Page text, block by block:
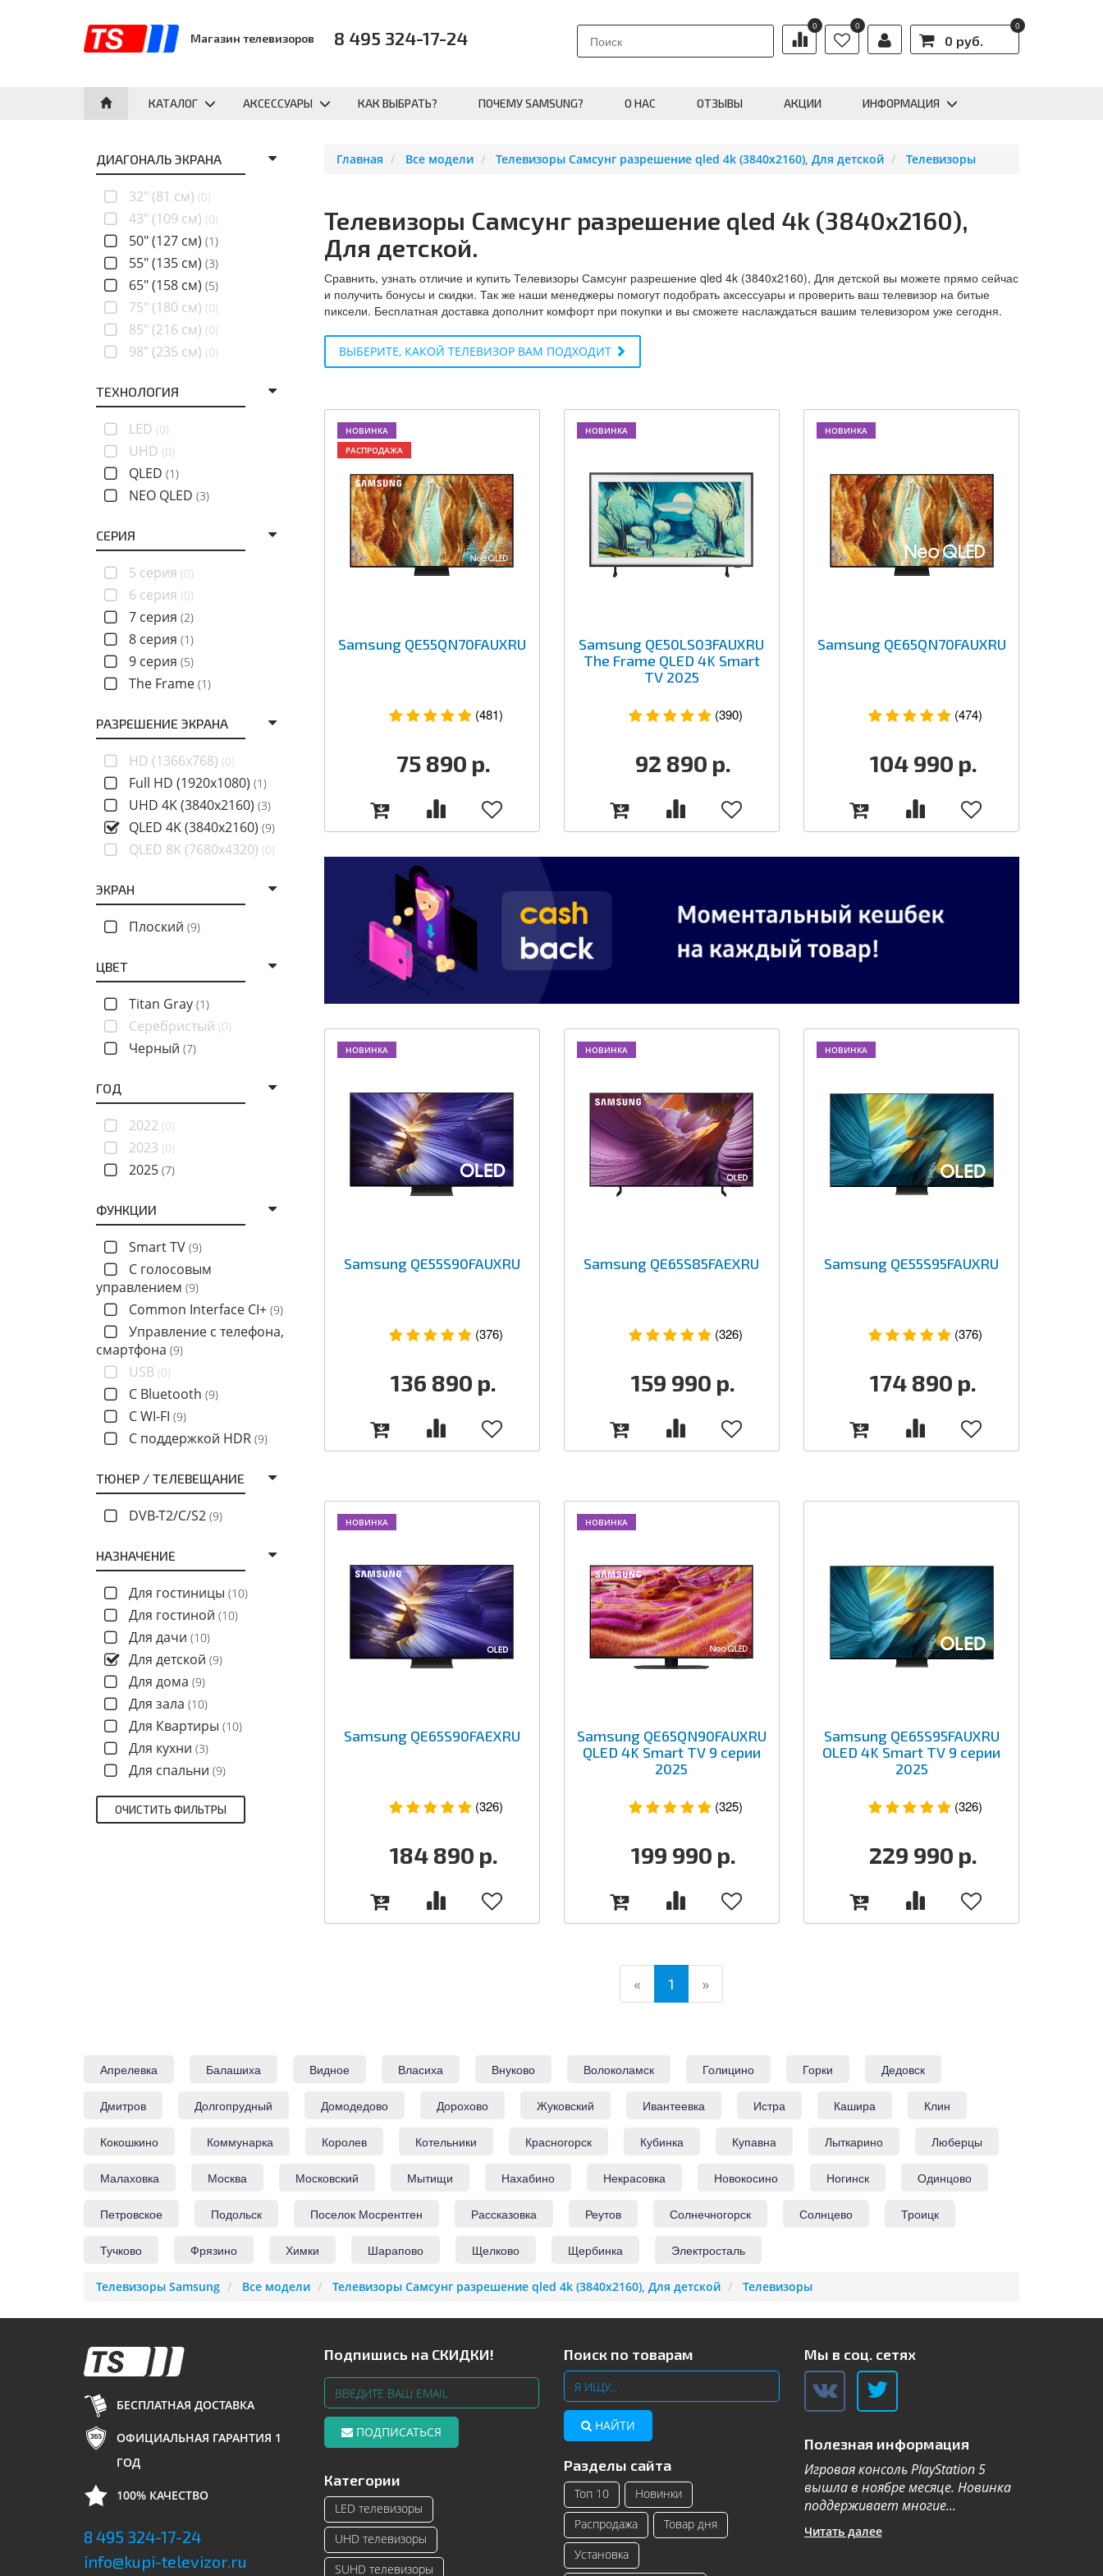
Магазин телевизоров 8 495 324-17-24
0 0
0 руб.
0
КАТАЛОГ АКСЕССУАРЫ КАК ВЫБРАТЬ? ПОЧЕМУ SAMSUNG? О НАС ОТЗЫВЫ АКЦИИ ИНФОРМАЦИЯ
ДИАГОНАЛЬ ЭКРАНА
32" (81 см) (0)
43" (109 см) (0)
50" (127 см) (1)
55" (135 см) (3)
65" (158 см) (5)
75" (180 см) (0)
85" (216 см) (0)
98" (235 см) (0)
ТЕХНОЛОГИЯ
LED (0)
UHD (0)
QLED (1)
NEO QLED (3)
СЕРИЯ
5 серия (0)
6 серия (0)
7 серия (2)
8 серия (1)
9 серия (5)
The Frame (1)
РАЗРЕШЕНИЕ ЭКРАНА
HD (1366x768) (0)
Full HD (1920x1080) (1)
UHD 4K (3840x2160) (3)
QLED 4K (3840x2160) (9)
QLED 8K (7680x4320) (0)
ЭКРАН
Плоский (9)
ЦВЕТ
Titan Gray (1)
Серебристый (0)
Черный (7)
ГОД
2022 (0)
2023 (0)
2025 (7)
ФУНКЦИИ
Smart TV (9)
C голосовым
управлением (9)
Common Interface CI+ (9)
Управление с телефона,
смартфона (9)
USB (0)
С Bluetooth (9)
С WI-FI (9)
С поддержкой HDR (9)
ТЮНЕР / ТЕЛЕВЕЩАНИЕ
DVB-T2/C/S2 (9)
НАЗНАЧЕНИЕ
Для гостиницы (10)
Для гостиной (10)
Для дачи (10)
Для детской (9)
Для дома (9)
Для зала (10)
Для Квартиры (10)
Для кухни (3)
Для спальни (9)
Главная Все модели Телевизоры Самсунг разрешение qled 4k (3840x2160), Для детской Телевизоры
Телевизоры Самсунг разрешение qled 4k (3840x2160),
Для детской.
Сравнить, узнать отличие и купить Телевизоры Самсунг разрешение qled 4k (3840x2160), Для детской вы можете прямо сейчас
и получить бонусы и скидки. Так же наши менеджеры помогут подобрать аксессуары и проверить ваш телевизор на битые
пиксели. Бесплатная доставка дополнит комфорт при покупки и вы сможете наслаждаться вашим телевизором уже сегодня.
ВЫБЕРИТЕ, КАКОЙ ТЕЛЕВИЗОР ВАМ ПОДХОДИТ
НОВИНКА
РАСПРОДАЖА
Samsung QE55QN70FAUXRU
(481)
75 890 р.
НОВИНКА
Samsung QE50LS03FAUXRU
The Frame QLED 4K Smart
TV 2025
(390)
92 890 р.
НОВИНКА
Samsung QE65QN70FAUXRU
(474)
104 990 р.
НОВИНКА
Samsung QE55S90FAUXRU
(376)
136 890 р.
НОВИНКА
Samsung QE65S85FAEXRU
(326)
159 990 р.
НОВИНКА
Samsung QE55S95FAUXRU
(376)
174 890 р.
НОВИНКА
Samsung QE65S90FAEXRU
(326)
184 890 р.
НОВИНКА
Samsung QE65QN90FAUXRU
QLED 4K Smart TV 9 серии
2025
(325)
199 990 р.
Samsung QE65S95FAUXRU
OLED 4K Smart TV 9 серии
2025
(326)
229 990 р.
« 1 (current)
»
Апрелевка Балашиха Видное Власиха Внуково Волоколамск Голицино Горки Дедовск
Дмитров Долгопрудный Домодедово Дорохово Жуковский Ивантеевка Истра Кашира Клин
Кокошкино Коммунарка Королев Котельники Красногорск Кубинка Купавна Лыткарино Люберцы
Малаховка Москва Московский Мытищи Нахабино Некрасовка Новокосино Ногинск Одинцово
Петровское Подольск Поселок Мосрентген Рассказовка Реутов Солнечногорск Солнцево Троицк
Тучково Фрязино Химки Шарапово Щелково Щербинка Электросталь
Телевизоры Samsung Все модели Телевизоры Самсунг разрешение qled 4k (3840x2160), Для детской Телевизоры
БЕСПЛАТНАЯ ДОСТАВКА
ОФИЦИАЛЬНАЯ ГАРАНТИЯ 1
ГОД
100% КАЧЕСТВО
8 495 324-17-24
info@kupi-televizor.ru
Подпишись на СКИДКИ!
ПОДПИСАТЬСЯ
Категории
LED телевизоры
UHD телевизоры
SUHD телевизоры
Поиск по товарам
НАЙТИ
Разделы сайта
Топ 10
Новинки
Распродажа
Товар дня
Установка
Мы в соц. сетях
Полезная информация
Телевизоры Samsung с изогнутым
экраном – инновационные модели
телевизоро...
Читать далее
Читать далее
Игровая консоль PlayStation 5
вышла в ноябре месяце. Новинка
поддерживает многие...
Читать далее